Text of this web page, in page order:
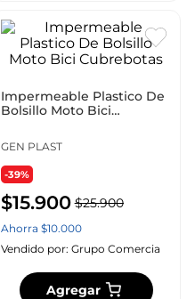
Impermeable Plastico De
Bolsillo Moto Bici
GEN PLAST
-39%
$15.900 $25.900
Ahorra $10.000
Vendido por: Grupo Comercia
Agregar